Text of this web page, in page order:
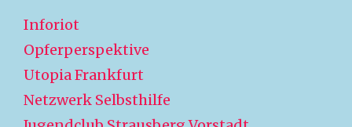
Inforiot
Opferperspektive
Utopia Frankfurt
Netzwerk Selbsthilfe